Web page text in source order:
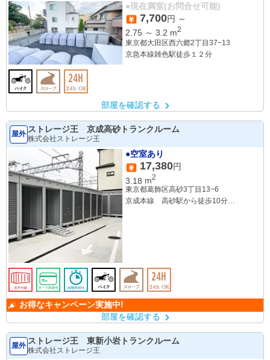
●現在満室(お問合せ可能)
7,700円 ～
2.75 ～ 3.2 m2
東京都大田区西六郷2丁目37−13
京急本線雑色駅徒歩１２分
部屋を確認する
屋外 ストレージ王 京成高砂トランクルーム
株式会社ストレージ王
●空室あり
17,380円
3.18 m2
東京都葛飾区高砂3丁目13−6
京成本線 高砂駅から徒歩10分
お得なキャンペーン実施中!
部屋を確認する
屋外 ストレージ王 東新小岩トランクルーム
株式会社ストレージ王